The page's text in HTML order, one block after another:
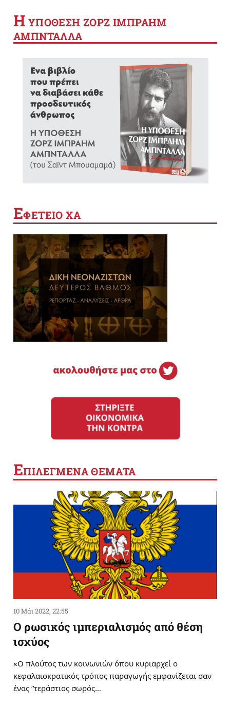
Η YΠΟΘΕΣΗ ΖΟΡΖ ΙΜΠΡΑΗΜ
ΑΜΠΝΤΑΛΛΑ
ΕΦΕΤΕΙΟ ΧΑ
ΕΠΙΛΕΓΜΕΝΑ ΘΕΜΑΤΑ
10 Μάι 2022, 22:55
Ο ρωσικός ιμπεριαλισμός από θέση
ισχύος
«Ο πλούτος των κοινωνιών όπου κυριαρχεί ο
κεφαλαιοκρατικός τρόπος παραγωγής εμφανίζεται σαν
ένας “τεράστιος σωρός…